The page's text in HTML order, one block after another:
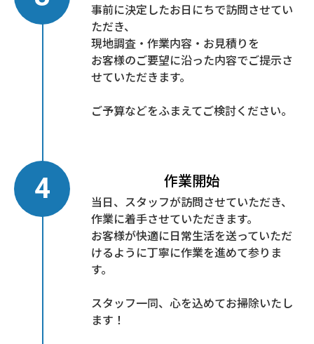
事前に決定したお日にちで訪問させてい
ただき、
現地調査・作業内容・お見積りを
お客様のご要望に沿った内容でご提示さ
せていただきます。
ご予算などをふまえてご検討ください。
作業開始
当日、スタッフが訪問させていただき、
作業に着手させていただきます。
お客様が快適に日常生活を送っていただ
けるように丁寧に作業を進めて参りま
す。
スタッフ一同、心を込めてお掃除いたし
ます！